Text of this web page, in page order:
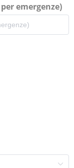
emergenze)